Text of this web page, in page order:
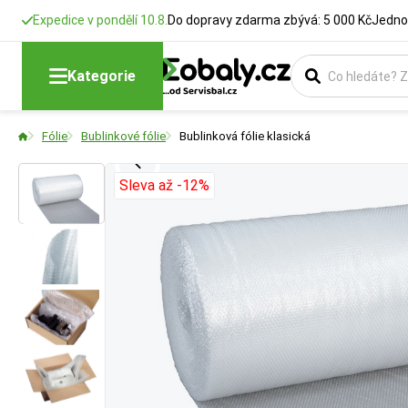
Expedice v pondělí 10.8. Do dopravy zdarma zbývá: 5 000 Kč
Kategorie
Fólie Bublinkové fólie Bublinková fólie klasická
Sleva až -12%
Druh
Typ a vlastnosti
3vrstvá:Extra
Šířka role
Udává celkovou
Tloušťka
Udává sílu fólie
Průměr
Udává průměr